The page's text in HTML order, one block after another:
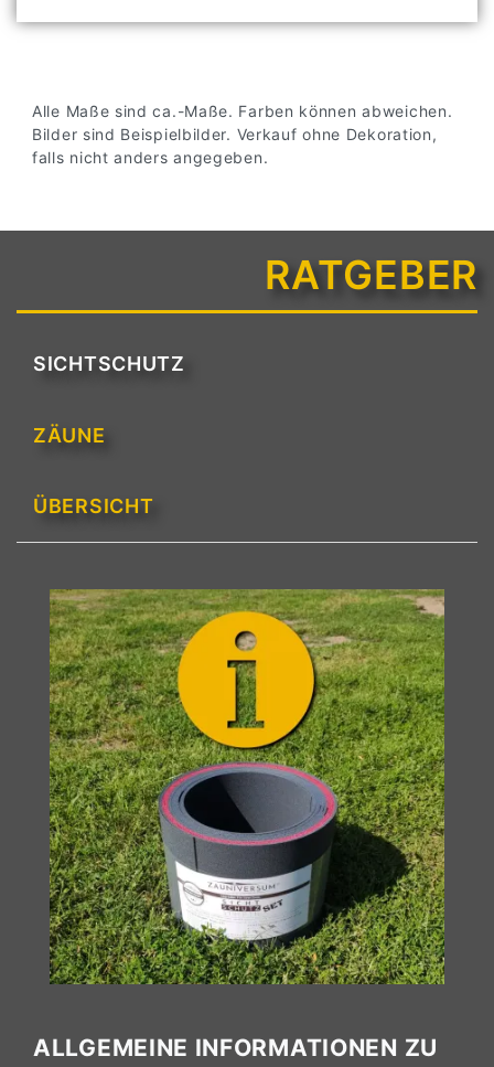
Alle Maße sind ca.-Maße. Farben können abweichen.
Bilder sind Beispielbilder. Verkauf ohne Dekoration,
falls nicht anders angegeben.
RATGEBER
SICHTSCHUTZ
ZÄUNE
ÜBERSICHT
ALLGEMEINE INFORMATIONEN ZU